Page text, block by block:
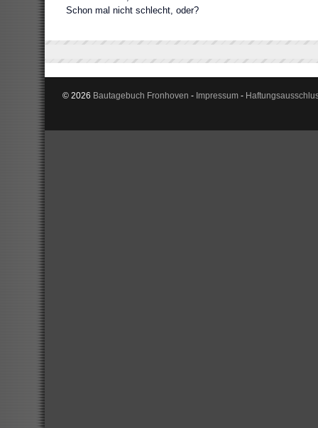
Schon mal nicht schlecht, oder?
© 2026 Bautagebuch Fronhoven - Impressum-